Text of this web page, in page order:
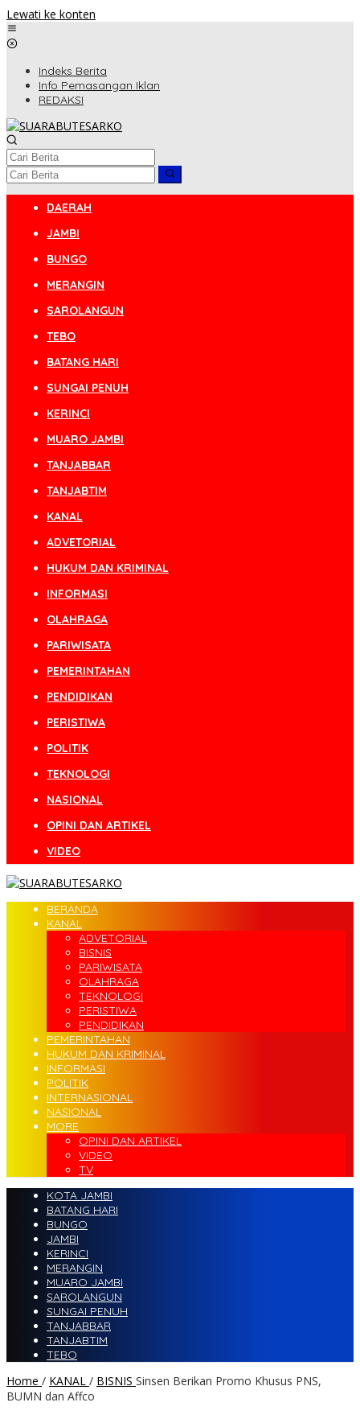
Lewati ke konten
Indeks Berita
Info Pemasangan Iklan
REDAKSI
DAERAH
JAMBI
BUNGO
MERANGIN
SAROLANGUN
TEBO
BATANG HARI
SUNGAI PENUH
KERINCI
MUARO JAMBI
TANJABBAR
TANJABTIM
KANAL
ADVETORIAL
HUKUM DAN KRIMINAL
INFORMASI
OLAHRAGA
PARIWISATA
PEMERINTAHAN
PENDIDIKAN
PERISTIWA
POLITIK
TEKNOLOGI
NASIONAL
OPINI DAN ARTIKEL
VIDEO
BERANDA
KANAL
ADVETORIAL
BISNIS
PARIWISATA
OLAHRAGA
TEKNOLOGI
PERISTIWA
PENDIDIKAN
PEMERINTAHAN
HUKUM DAN KRIMINAL
INFORMASI
POLITIK
INTERNASIONAL
NASIONAL
MORE
OPINI DAN ARTIKEL
VIDEO
TV
KOTA JAMBI
BATANG HARI
BUNGO
JAMBI
KERINCI
MERANGIN
MUARO JAMBI
SAROLANGUN
SUNGAI PENUH
TANJABBAR
TANJABTIM
TEBO
Home / KANAL / BISNIS Sinsen Berikan Promo Khusus PNS,
BUMN dan Affco